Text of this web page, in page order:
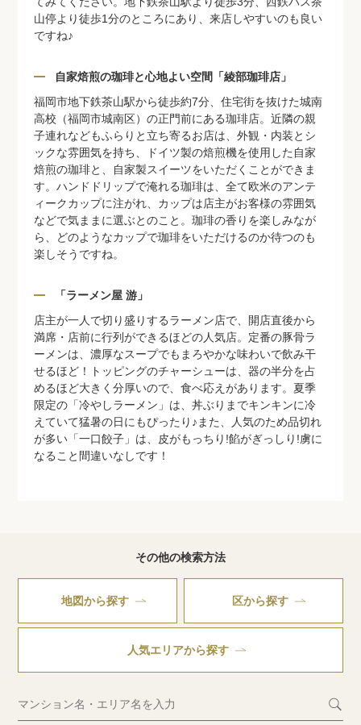
山停より徒歩1分のところにあり、来店しやすいのも良い
ですね♪
自家焙煎の珈琲と心地よい空間「綾部珈琲店」
福岡市地下鉄茶山駅から徒歩約7分、住宅街を抜けた城南
高校（福岡市城南区）の正門前にある珈琲店。近隣の親
子連れなどもふらりと立ち寄るお店は、外観・内装とシ
ックな雰囲気を持ち、ドイツ製の焙煎機を使用した自家
焙煎の珈琲と、自家製スイーツをいただくことができま
す。ハンドドリップで淹れる珈琲は、全て欧米のアンテ
ィークカップに注がれ、カップは店主がお客様の雰囲気
などで気ままに選ぶとのこと。珈琲の香りを楽しみなが
ら、どのようなカップで珈琲をいただけるのか待つのも
楽しそうですね。
「ラーメン屋 游」
店主が一人で切り盛りするラーメン店で、開店直後から
満席・店前に行列ができるほどの人気店。定番の豚骨ラ
ーメンは、濃厚なスープでもまろやかな味わいで飲み干
せるほど！トッピングのチャーシューは、器の半分を占
めるほど大きく分厚いので、食べ応えがあります。夏季
限定の「冷やしラーメン」は、丼ぶりまでキンキンに冷
えていて猛暑の日にもぴったり♪また、人気のため品切れ
が多い「一口餃子」は、皮がもっちり!餡がぎっしり!虜に
なること間違いなしです！
その他の検索方法
地図から探す 区から探す
人気エリアから探す